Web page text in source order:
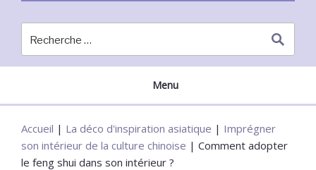
Menu
Accueil | La déco d'inspiration asiatique | Imprégner
son intérieur de la culture chinoise | Comment adopter
le feng shui dans son intérieur ?